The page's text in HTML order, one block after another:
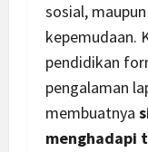
sosial,
kepemudaan.
pendidikan
pengalaman
membuatnya
menghadapi